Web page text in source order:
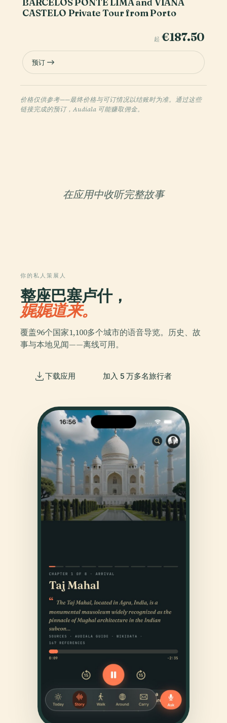
CASTELO Private Tour from Porto
起 €187.50
预订
价格仅供参考——最终价格与可订情况以结账时为准。通过这些
链接完成的预订，Audiala 可能赚取佣金。
在应用中收听完整故事
你的私人策展人
整座巴塞卢什，
娓娓道来。
覆盖96个国家1,100多个城市的语音导览。历史、故
事与本地见闻——离线可用。
下载应用 加入 5 万多名旅行者